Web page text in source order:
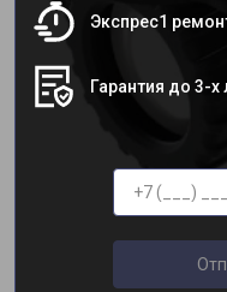
Экспрес1
Гарантия до 3-х